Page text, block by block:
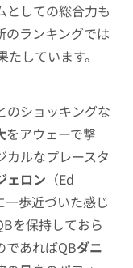
としての総合力も
のランキングでは
しています。
のショッキングな
をアウェーで撃
ルなプレースタ
ェロン （Ed
歩近づいた感じ
を保持しておら
であればQBダニ